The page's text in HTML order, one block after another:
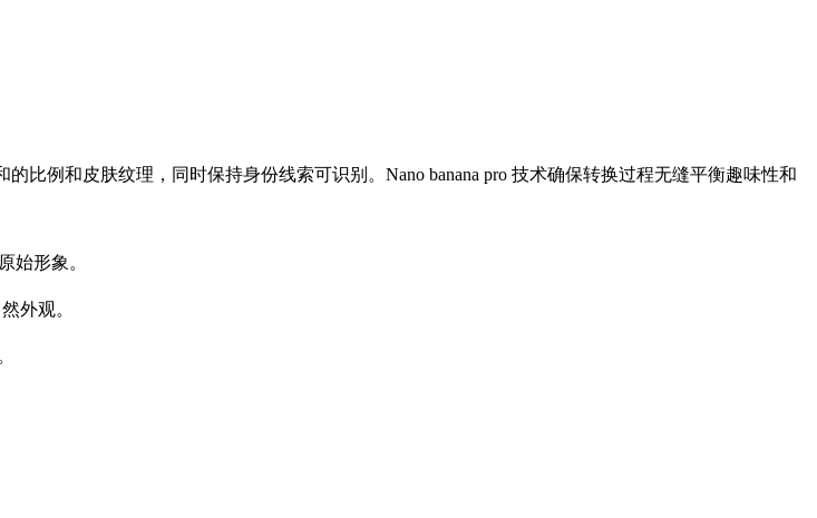
比例和皮肤纹理，同时保持身份线索可识别。Nano banana pro 技术确保转换过程无缝平衡趣味性和
始形象。
外观。